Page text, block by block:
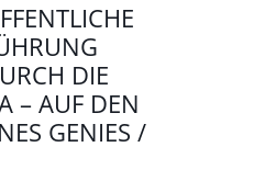
DIE
– AUF DEN
GENIES /